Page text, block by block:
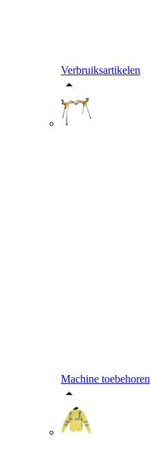
Verbruiksartikelen
Machine toebehoren